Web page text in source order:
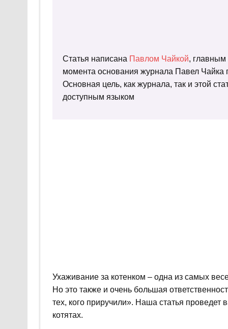
Статья написана Павлом Чайкой, главным
момента основания журнала Павел Чайка
Основная цель, как журнала, так и этой
доступным языком
Ухаживание за котенком – одна из самых
Но это также и очень большая
тех, кого приручили». Наша статья проведет
котятах.